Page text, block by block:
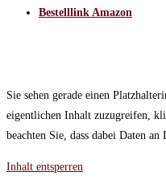
Bestelllink Amazon
Sie sehen gerade einen
eigentlichen Inhalt zuzugreifen,
beachten Sie, dass dabei Daten
Inhalt entsperren